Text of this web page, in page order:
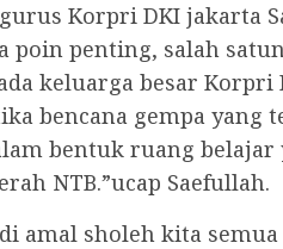
Korpri DKI jakarta
poin penting, salah
keluarga besar Korpri
bencana gempa yang
bentuk ruang belajar
NTB.”ucap Saefullah.
amal sholeh kita